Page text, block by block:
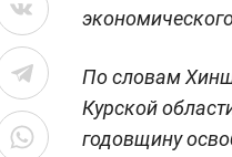
По словам
Курской
годовщину